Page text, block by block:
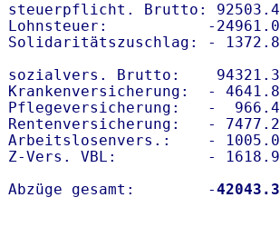
steuerpflicht. Brutto:
Lohnsteuer:           -
Solidaritätszuschlag: -
sozialvers. Brutto:
Krankenversicherung:  -
Pflegeversicherung:   -
Rentenversicherung:   -
Arbeitslosenvers.:    -
Z-Vers. VBL:          -
Abzüge gesamt:        -